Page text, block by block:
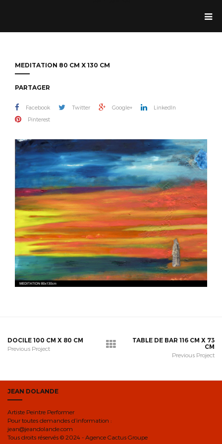
MEDITATION 80 CM X 130 CM
PARTAGER
Facebook Twitter Google+
LinkedIn
Pinterest
DOCILE 100 CM X 80 CM
Previous Project
TABLE DE BAR 116 CM X 73
CM
Previous Project
JEAN DOLANDE
Artiste Peintre Performer
Pour toutes demandes d’information :
jean@jeandolande.com
Tous droits réservés © 2024 - Agence Cactus Groupe